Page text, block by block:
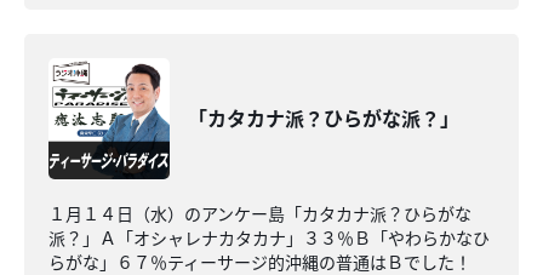
「カタカナ派？ひらがな派？」
１月１４日（水）のアンケー島「カタカナ派？ひらがな
派？」Ａ「オシャレナカタカナ」３３％Ｂ「やわらかなひ
らがな」６７％ティーサージ的沖縄の普通はＢでした！